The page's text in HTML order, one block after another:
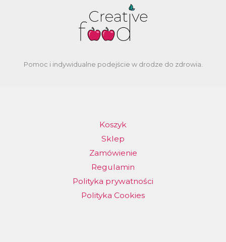
Pomoc i indywidualne podejście w drodze do zdrowia.
Koszyk
Sklep
Zamówienie
Regulamin
Polityka prywatności
Polityka Cookies